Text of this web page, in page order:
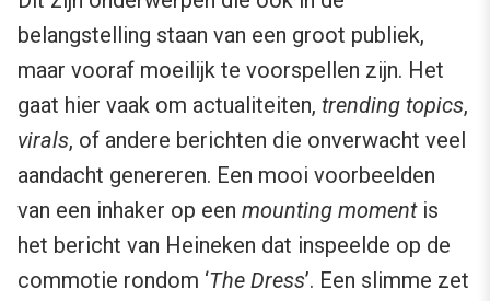
belangstelling staan van een groot publiek,
maar vooraf moeilijk te voorspellen zijn. Het
gaat hier vaak om actualiteiten, trending topics,
virals, of andere berichten die onverwacht veel
aandacht genereren. Een mooi voorbeelden
van een inhaker op een mounting momentis
het bericht van Heineken dat inspeelde op de
commotie rondom ‘The Dress’. Een slimme zet